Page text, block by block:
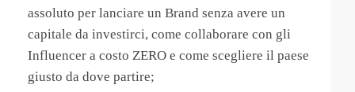
assoluto per lanciare un Brand senza avere un
capitale da investirci, come collaborare con gli
Influencer a costo ZERO e come scegliere il paese
giusto da dove partire;